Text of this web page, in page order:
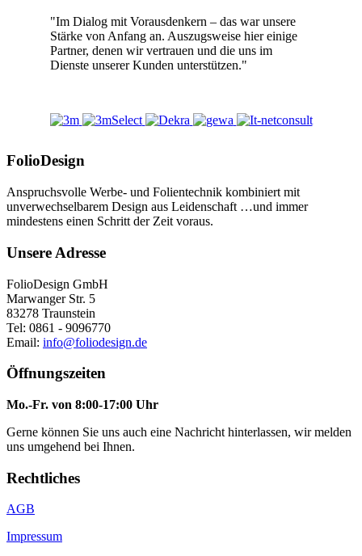
"Im Dialog mit Vorausdenkern – das war unsere
Stärke von Anfang an. Auszugsweise hier einige
Partner, denen wir vertrauen und die uns im
Dienste unserer Kunden unterstützen."
FolioDesign
Anspruchsvolle Werbe- und Folientechnik kombiniert mit
unverwechselbarem Design aus Leidenschaft …und immer
mindestens einen Schritt der Zeit voraus.
Unsere Adresse
FolioDesign GmbH
Marwanger Str. 5
83278 Traunstein
Tel: 0861 - 9096770
Email: info@foliodesign.de
Öffnungszeiten
Mo.-Fr. von 8:00-17:00 Uhr
Gerne können Sie uns auch eine Nachricht hinterlassen, wir melden
uns umgehend bei Ihnen.
Rechtliches
AGB
Impressum